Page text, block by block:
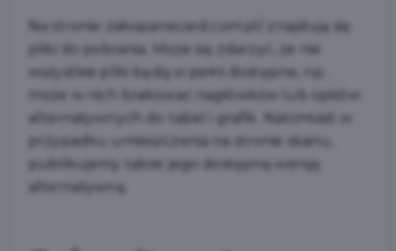
Na stronie zakopanecard.com.pl/ znajdują się
pliki do pobrania. Może się zdarzyć, że nie
wszystkie pliki będą w pełni dostępne, np.
może w nich brakować nagłówków lub opisów
alternatywnych do tabel i grafik. Natomiast w
przypadku umieszczenia na stronie skanu,
publikujemy także jego dostępną wersję
alternatywną.